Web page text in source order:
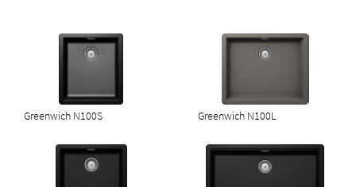
Greenwich N100S Greenwich N100L